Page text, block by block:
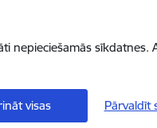
nepieciešamās
visas Pārvaldīt